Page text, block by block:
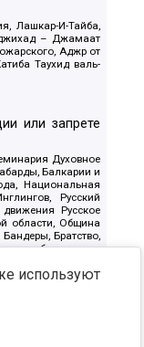
Лашкар-И-Тайба,
джихад – Джамаат
Аджр от
Таухид валь-
или запрете
Духовное
Балкарии и
Национальная
Русский
Русское
области, Община
Братство,
объединение
группа, Автоград
Ultras, Русский
используют